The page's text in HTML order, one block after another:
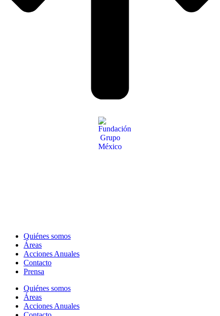
Quiénes somos
Áreas
Acciones Anuales
Contacto
Prensa
Quiénes somos
Áreas
Acciones Anuales